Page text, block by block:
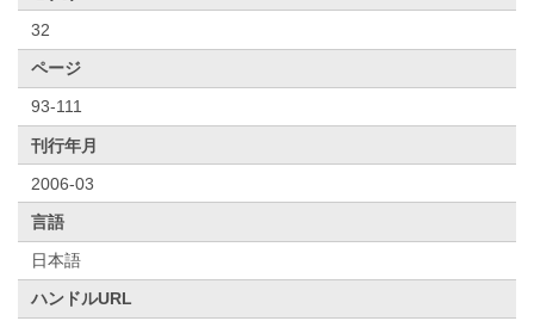
32
ページ
93-111
刊行年月
2006-03
言語
日本語
ハンドルURL